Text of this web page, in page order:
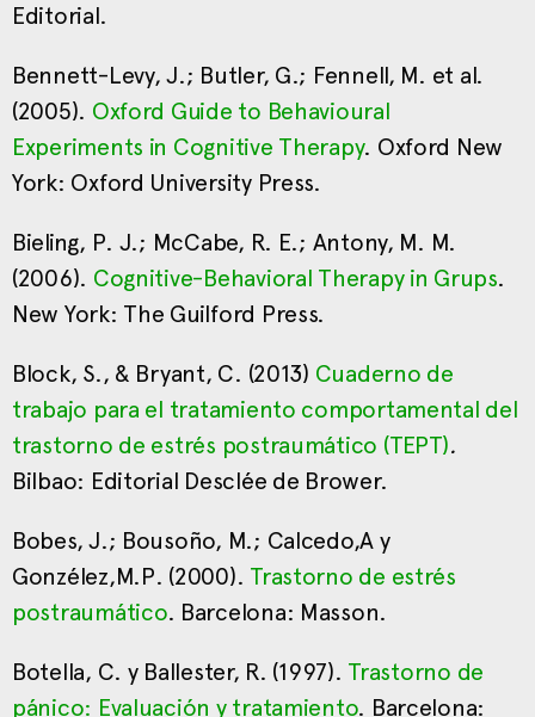
Editorial.
Bennett-Levy, J.; Butler, G.; Fennell, M. et al.
(2005). Oxford Guide to Behavioural
Experiments in Cognitive Therapy. Oxford New
York: Oxford University Press.
Bieling, P. J.; McCabe, R. E.; Antony, M. M.
(2006). Cognitive-Behavioral Therapy in Grups.
New York: The Guilford Press.
Block, S., & Bryant, C. (2013) Cuaderno de
trabajo para el tratamiento comportamental del
trastorno de estrés postraumático (TEPT).
Bilbao: Editorial Desclée de Brower.
Bobes, J.; Bousoño, M.; Calcedo,A y
Gonzélez,M.P. (2000). Trastorno de estrés
postraumático. Barcelona: Masson.
Botella, C. y Ballester, R. (1997). Trastorno de
pánico: Evaluación y tratamiento. Barcelona: